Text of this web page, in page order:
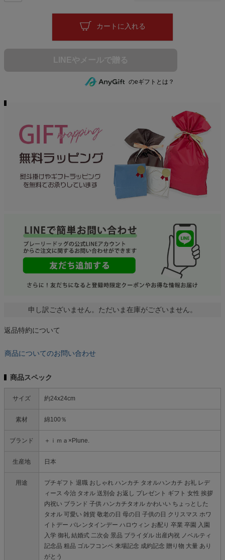
カートに入れる
のeギフトとは？
申し訳ございません。ただいま在庫がございません。
返品特約について
商品についてのお問い合わせ
商品スペック
サイズ 約24x24cm
素材 綿100％
ブランド ＋ｉｍａ×Plune.
生産地 日本
用途
プチギフト 退職 おしゃれ ハンカチ タオルハンカチ お礼 レデ
ィース 今治 タオル 送別会 お返し プレゼント ギフト 女性 挨拶
内祝い ブランド 子供 ハンカチタオル かわいい ちょっとした
タオル 可愛い 雑貨 敬老の日 母の日 子供の日 クリスマス ホワ
イトデー バレンタインデー ハロウィン お配り 卒業 卒園 入園
入学 御礼 結婚式 二次会 景品 ブライダル 出産内祝 ノベルティ
記念品 粗品 ゴルフコンペ 来場記念 成約記念 贈り物 大量 あり
がとう